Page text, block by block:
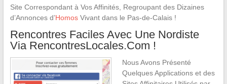
Site Correspondant à Vos Affinités, Regroupant des Dizaines
d’Annonces d’HomosVivant dans le Pas-de-Calais !
Rencontres Faciles Avec Une Nordiste
Via RencontresLocales.Com !
Nous Avons Présenté
Quelques Applications et des